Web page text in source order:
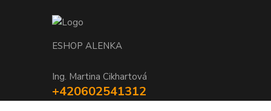
ESHOP ALENKA
Ing. Martina Cikhartová
+420602541312